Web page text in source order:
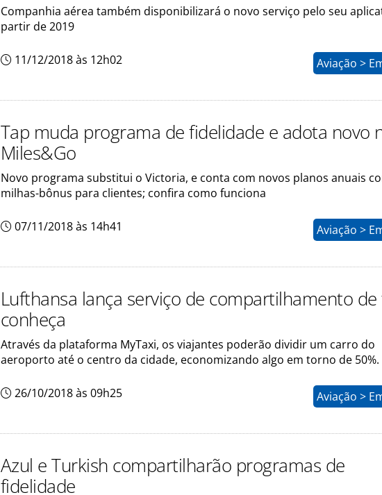
Companhia aérea também disponibilizará o novo serviço pelo seu
partir de 2019
11/12/2018 às 12h02 Aviação >
Tap muda programa de fidelidade e adota novo
Miles&Go
Novo programa substitui o Victoria, e conta com novos planos anuais
milhas-bônus para clientes; confira como funciona
07/11/2018 às 14h41 Aviação >
Lufthansa lança serviço de compartilhamento de
conheça
Através da plataforma MyTaxi, os viajantes poderão dividir um carro do
aeroporto até o centro da cidade, economizando algo em torno de 50%.
26/10/2018 às 09h25 Aviação >
Azul e Turkish compartilharão programas de
fidelidade